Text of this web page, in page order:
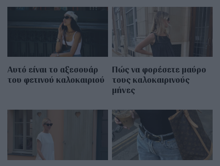
Αυτό είναι το αξεσουάρ
του φετινού καλοκαιριού
Πώς να φορέσετε μαύρο
τους καλοκαιρινούς
μήνες